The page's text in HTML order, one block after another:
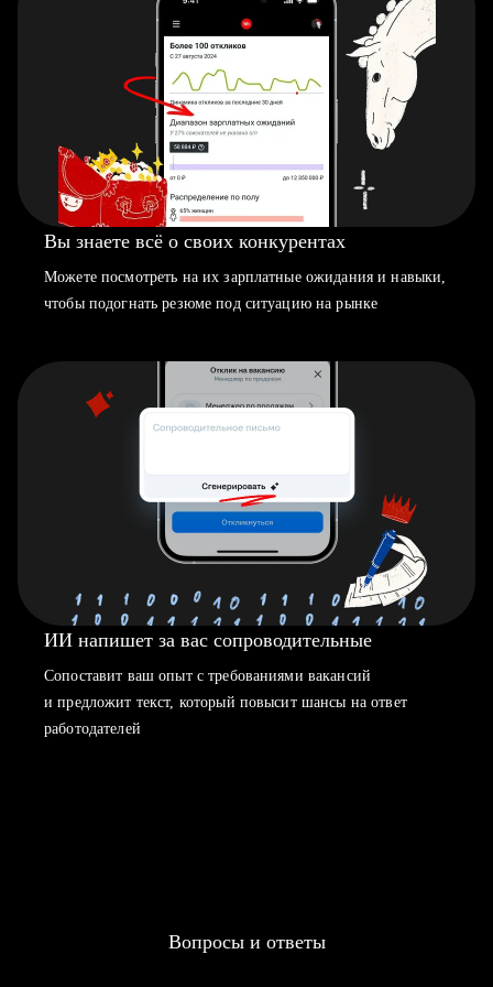
Вы знаете всё о своих конкурентах
Можете посмотреть на их зарплатные ожидания и навыки,
чтобы подогнать резюме под ситуацию на рынке
ИИ напишет за вас сопроводительные
Сопоставит ваш опыт с требованиями вакансий
и предложит текст, который повысит шансы на ответ
работодателей
Вопросы и ответы